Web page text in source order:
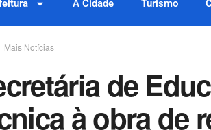
A Cidade Turismo
Mais Notícias
de
à obra de